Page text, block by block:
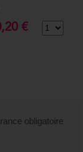
€
obligatoire